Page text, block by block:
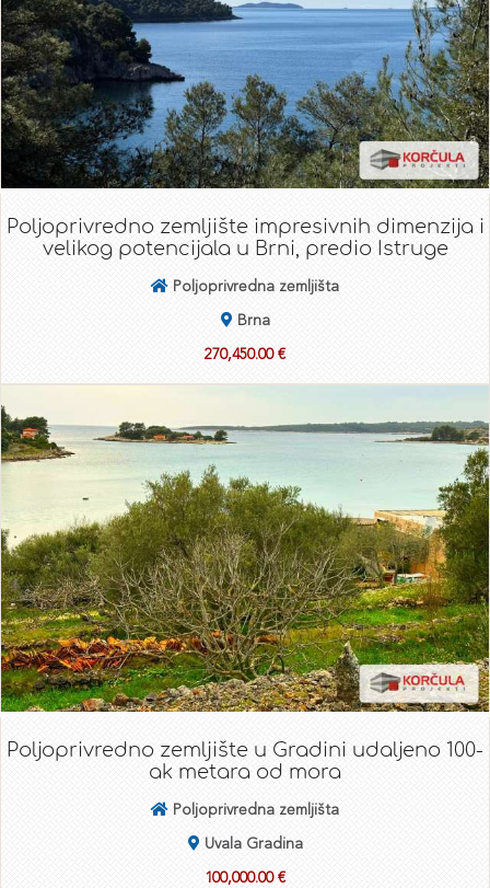
Poljoprivredno zemljište impresivnih dimenzija i
velikog potencijala u Brni, predio Istruge
Poljoprivredna zemljišta
Brna
270,450.00 €
Poljoprivredno zemljište u Gradini udaljeno 100-
ak metara od mora
Poljoprivredna zemljišta
Uvala Gradina
100,000.00 €